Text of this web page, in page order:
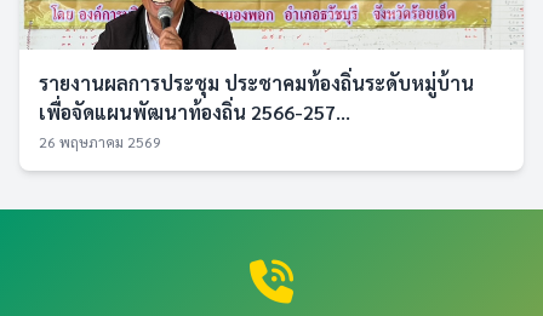
รายงานผลการประชุม ประชาคมท้องถิ่นระดับหมู่บ้าน
เพื่อจัดแผนพัฒนาท้องถิ่น 2566-257...
26 พฤษภาคม 2569